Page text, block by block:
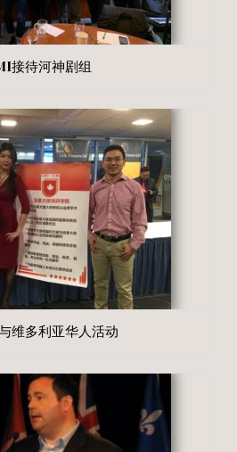
接待河神剧组
维多利亚华人活动